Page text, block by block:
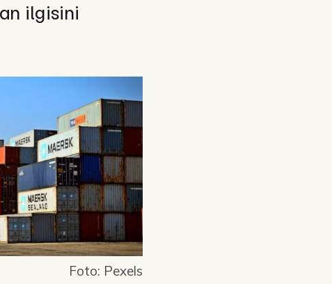
ilgisini
Foto: Pexels